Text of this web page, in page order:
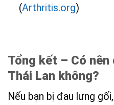
(Arthritis.org)
Tổng kết – Có
Thái Lan không?
Nếu bạn bị đau lưng